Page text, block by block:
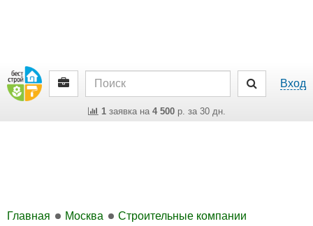
Вход
1заявка на 4 500р. за 30 дн.
Главная Москва
Строительные компании